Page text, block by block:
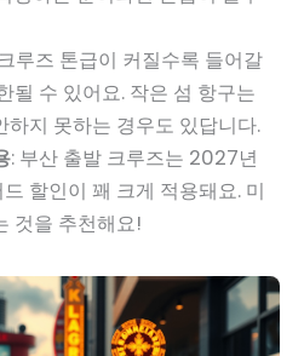
루즈 톤급이 커질수록 들어갈
될 수 있어요. 작은 섬 항구는
하지 못하는 경우도 있답니다.
: 부산 출발 크루즈는 2027년
할인이 꽤 크게 적용돼요. 미
것을 추천해요!